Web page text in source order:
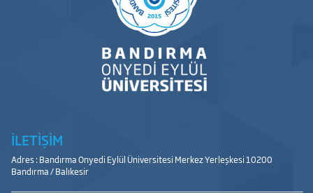
İLETİŞİM
Adres : Bandırma Onyedi Eylül Üniversitesi Merkez Yerleşkesi 10200
Bandırma / Balıkesir